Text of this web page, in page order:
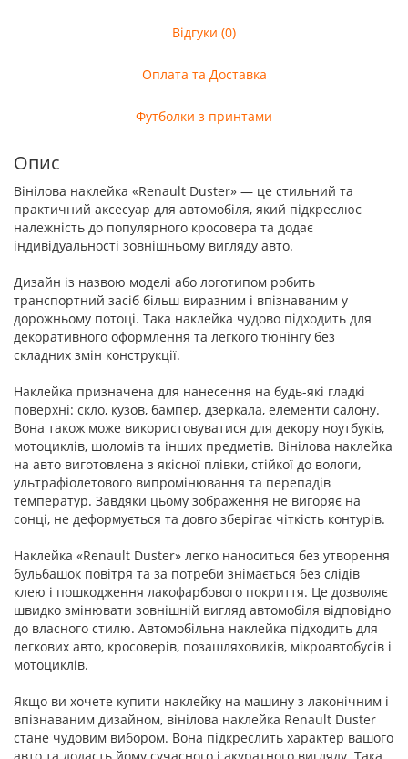
Відгуки (0)
Оплата та Доставка
Футболки з принтами
Опис
Вінілова наклейка «Renault Duster» — це стильний та
практичний аксесуар для автомобіля, який підкреслює
належність до популярного кросовера та додає
індивідуальності зовнішньому вигляду авто.
Дизайн із назвою моделі або логотипом робить
транспортний засіб більш виразним і впізнаваним у
дорожньому потоці. Така наклейка чудово підходить для
декоративного оформлення та легкого тюнінгу без
складних змін конструкції.
Наклейка призначена для нанесення на будь-які гладкі
поверхні: скло, кузов, бампер, дзеркала, елементи салону.
Вона також може використовуватися для декору ноутбуків,
мотоциклів, шоломів та інших предметів. Вінілова наклейка
на авто виготовлена з якісної плівки, стійкої до вологи,
ультрафіолетового випромінювання та перепадів
температур. Завдяки цьому зображення не вигоряє на
сонці, не деформується та довго зберігає чіткість контурів.
Наклейка «Renault Duster» легко наноситься без утворення
бульбашок повітря та за потреби знімається без слідів
клею і пошкодження лакофарбового покриття. Це дозволяє
швидко змінювати зовнішній вигляд автомобіля відповідно
до власного стилю. Автомобільна наклейка підходить для
легкових авто, кросоверів, позашляховиків, мікроавтобусів і
мотоциклів.
Якщо ви хочете купити наклейку на машину з лаконічним і
впізнаваним дизайном, вінілова наклейка Renault Duster
стане чудовим вибором. Вона підкреслить характер вашого